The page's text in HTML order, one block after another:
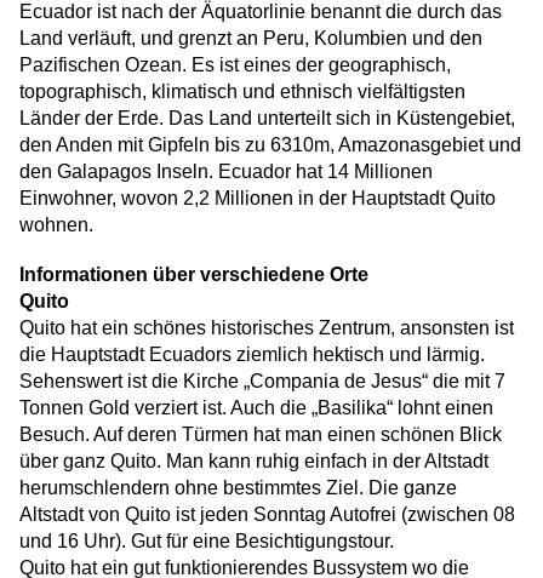
Ecuador ist nach der Äquatorlinie benannt die durch das
Land verläuft, und grenzt an Peru, Kolumbien und den
Pazifischen Ozean. Es ist eines der geographisch,
topographisch, klimatisch und ethnisch vielfältigsten
Länder der Erde. Das Land unterteilt sich in Küstengebiet,
den Anden mit Gipfeln bis zu 6310m, Amazonasgebiet und
den Galapagos Inseln. Ecuador hat 14 Millionen
Einwohner, wovon 2,2 Millionen in der Hauptstadt Quito
wohnen.
Informationen über verschiedene Orte
Quito
Quito hat ein schönes historisches Zentrum, ansonsten ist
die Hauptstadt Ecuadors ziemlich hektisch und lärmig.
Sehenswert ist die Kirche „Compania de Jesus“ die mit 7
Tonnen Gold verziert ist. Auch die „Basilika“ lohnt einen
Besuch. Auf deren Türmen hat man einen schönen Blick
über ganz Quito. Man kann ruhig einfach in der Altstadt
herumschlendern ohne bestimmtes Ziel. Die ganze
Altstadt von Quito ist jeden Sonntag Autofrei (zwischen 08
und 16 Uhr). Gut für eine Besichtigungstour.
Quito hat ein gut funktionierendes Bussystem wo die